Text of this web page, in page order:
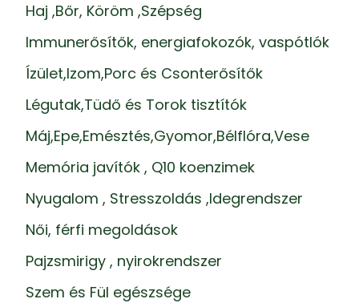
Haj ,Bőr, Köröm ,Szépség
Immunerősítők, energiafokozók, vaspótlók
Ízület,Izom,Porc és Csonterősítők
Légutak,Tüdő és Torok tisztítók
Máj,Epe,Emésztés,Gyomor,Bélflóra,Vese
Memória javítók , Q10 koenzimek
Nyugalom , Stresszoldás ,Idegrendszer
Női, férfi megoldások
Pajzsmirigy , nyirokrendszer
Szem és Fül egészsége